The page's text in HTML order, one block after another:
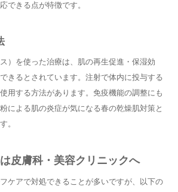
できる点が特徴です。
）を使った治療は、肌の再生促進・保湿効
きるとされています。注射で体内に投与する
用する方法があります。免疫機能の調整にも
による肌の炎症が気になる春の乾燥肌対策と
。
皮膚科・美容クリニックへ
ケアで対処できることが多いですが、以下の